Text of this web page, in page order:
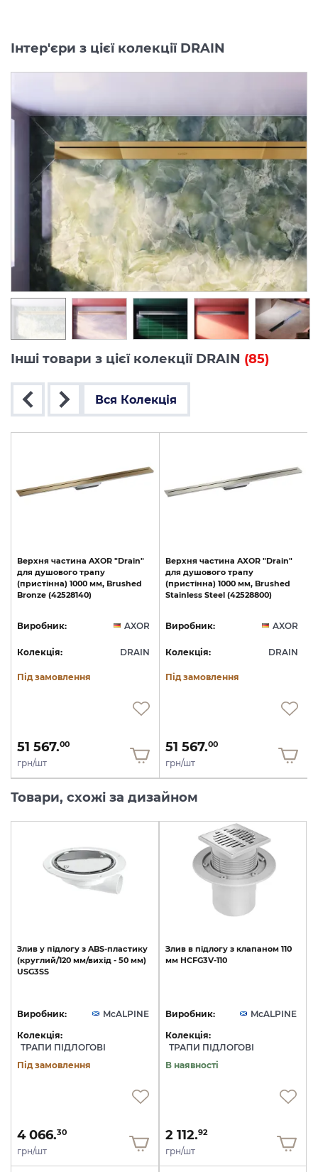
Інтер'єри з цієї колекції DRAIN
Інші товари з цієї колекції DRAIN (85)
Вся Колекція
Верхня частина AXOR "Drain"
для душового трапу
(пристінна) 1000 мм, Brushed
Bronze (42528140)
Виробник: AXOR
Колекція: DRAIN
Під замовлення
51 567.00
грн/шт
Верхня частина AXOR "Drain"
для душового трапу
(пристінна) 1000 мм, Brushed
Stainless Steel (42528800)
Виробник: AXOR
Колекція: DRAIN
Під замовлення
51 567.00
грн/шт
Товари, схожі за дизайном
Злив у підлогу з ABS-пластику
(круглий/120 мм/вихід - 50 мм)
USG3SS
Виробник:
McALPINE
Колекція:
ТРАПИ ПІДЛОГОВІ
Під замовлення
4 066.30
грн/шт
Злив в підлогу з клапаном 110
мм HCFG3V-110
Виробник:
McALPINE
Колекція:
ТРАПИ ПІДЛОГОВІ
В наявності
2 112.92
грн/шт